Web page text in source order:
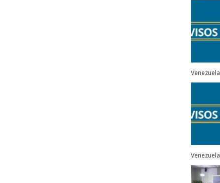
Venezuela
Venezuela